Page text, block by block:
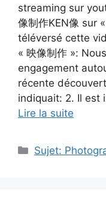
streaming sur
像制作KEN像 sur
téléversé cette
« 映像制作 »:
engagement
récente
indiquait: 2. Il est
Lire la suite
Catégories
Sujet: